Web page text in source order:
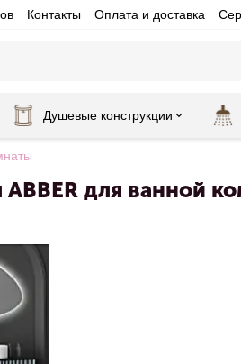
Контакты Оплата и доставка
Душевые конструкции
для ванной